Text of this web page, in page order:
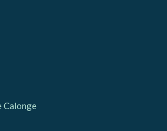
Calonge